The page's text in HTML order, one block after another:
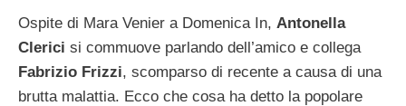
Ospite di Mara Venier a Domenica In, Antonella
Clerici si commuove parlando dell’amico e collega
Fabrizio Frizzi, scomparso di recente a causa di una
brutta malattia. Ecco che cosa ha detto la popolare